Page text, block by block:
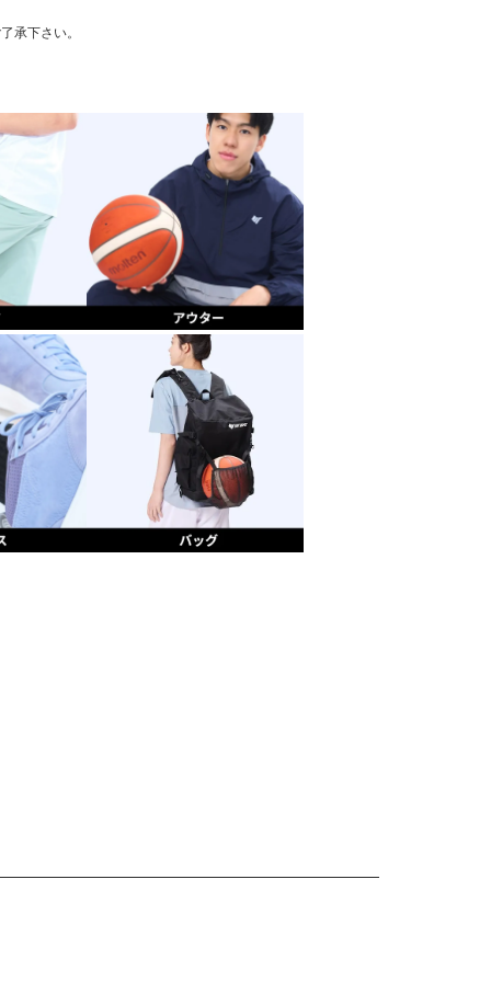
承下さい。